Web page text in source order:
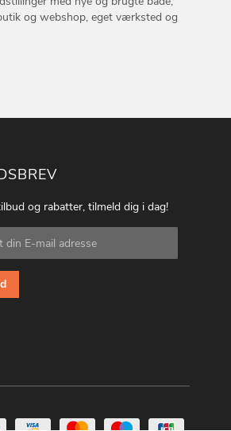
og webshop, eget værksted og
og rabatter, tilmeld dig i dag!